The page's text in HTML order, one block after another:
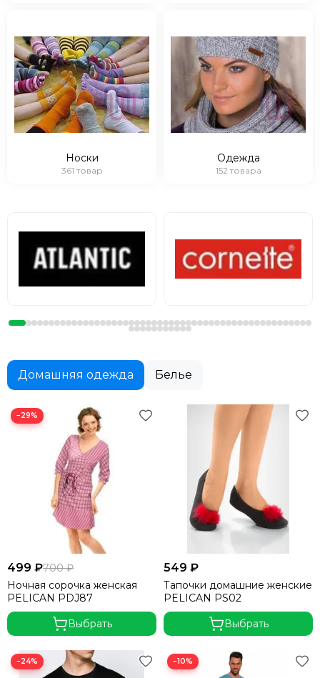
Носки
361 товар
Одежда
152 товара
Домашняя одежда Белье
−29%
499 ₽700 ₽
Ночная сорочка женская
PELICAN PDJ87
Выбрать
549 ₽
Тапочки домашние женские
PELICAN PS02
Выбрать
−24% −10%